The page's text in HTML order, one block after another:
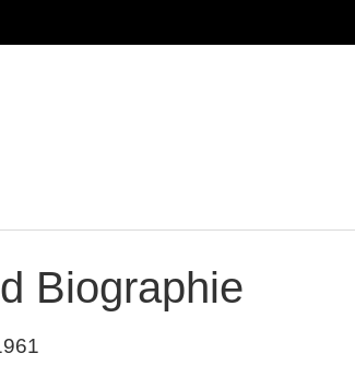
Biographie